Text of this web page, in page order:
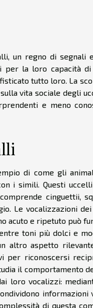
un regno di segnali
per la loro capacità
tutto loro. La
vita sociale degli
e meno
di come gli
i simili. Questi
cinguettii,
Le vocalizzazioni
acuto e ripetuto può
toni più dolci e
altro aspetto
per riconoscersi
il comportamento
loro vocalizzi:
informazioni
di questa